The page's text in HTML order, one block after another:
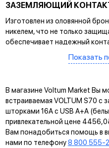
ЗАЗЕМЛЯЮЩИЙ
Изготовлен из оловянной
никелем, что не только
обеспечивает надежный
САМОЗАЖИМНЫЕ
КРЕПЛЕНИЕ EASY CLICK
Обеспечивает быстрое и
рамкой. Восемь фиксаторов
неровности стены и надежно
Показать
В магазине Voltum Market Вы
встраиваемая VOLTUM S70 с
шторками 16А с USB A+A
привлекательной цене
Вам понадобиться помощь в
нами по телефону8 800 555-